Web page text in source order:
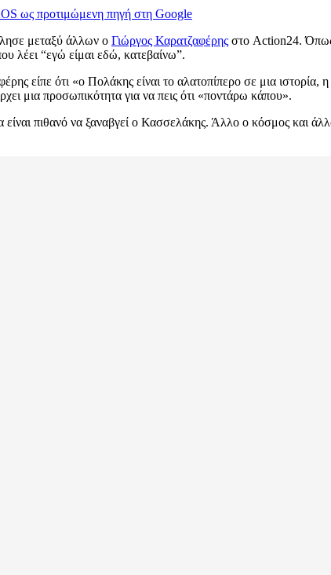
ως προτιμώμενη πηγή στη Google
μεταξύ άλλων ο Γιώργος Καρατζαφέρης στο Action24. Όπως
λέει “εγώ είμαι εδώ, κατεβαίνω”.
είπε ότι «ο Πολάκης είναι το αλατοπίπερο σε μια
μια προσωπικότητα για να πεις ότι «ποντάρω κάπου».
πιθανό να ξαναβγεί ο Κασσελάκης. Άλλο ο κόσμος και